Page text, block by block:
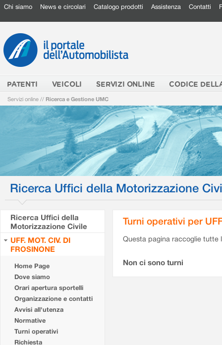
Chi siamo News e circolari Catalogo prodotti Assistenza Contatti
PATENTI VEICOLI SERVIZI ONLINE CODICE
Servizi online // Ricerca e Gestione UMC
Ricerca Uffici della Motorizzazione
Ricerca Uffici della
Motorizzazione Civile
UFF. MOT. CIV. DI
FROSINONE
Home Page
Dove siamo
Orari apertura sportelli
Organizzazione e contatti
Avvisi all'utenza
Normative
Turni operativi
Richiesta
Turni operativi per
Questa pagina raccoglie tutte
Non ci sono turni